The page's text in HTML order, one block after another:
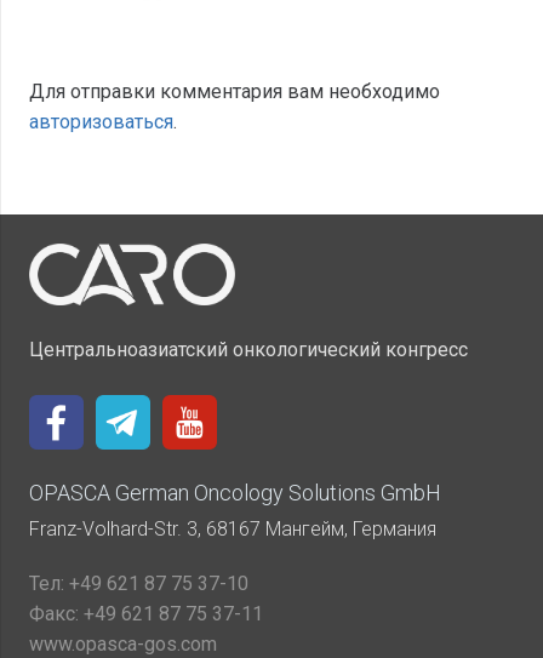
Для отправки комментария вам необходимо
авторизоваться.
Центральноазиатский онкологический конгресс
OPASCA German Oncology Solutions GmbH
Franz-Volhard-Str. 3, 68167 Мангейм, Германия
Тел: +49 621 87 75 37-10
Факс: +49 621 87 75 37-11
www.opasca-gos.com